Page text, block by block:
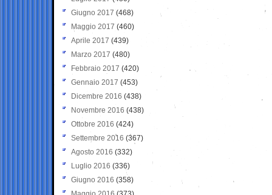
Giugno 2017 (468)
Maggio 2017 (460)
Aprile 2017 (439)
Marzo 2017 (480)
Febbraio 2017 (420)
Gennaio 2017 (453)
Dicembre 2016 (438)
Novembre 2016 (438)
Ottobre 2016 (424)
Settembre 2016 (367)
Agosto 2016 (332)
Luglio 2016 (336)
Giugno 2016 (358)